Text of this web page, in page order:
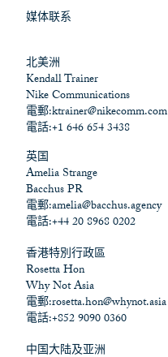
媒体联系
北美洲
Kendall Trainer
Nike Communications
電郵:ktrainer@nikecomm.com
電話:+1 646 654 3438
英国
Amelia Strange
Bacchus PR
電郵:amelia@bacchus.agency
電話:+44 20 8968 0202
香港特別行政區
Rosetta Hon
Why Not Asia
電郵:rosetta.hon@whynot.asia
電話:+852 9090 0360
中国大陆及亚洲